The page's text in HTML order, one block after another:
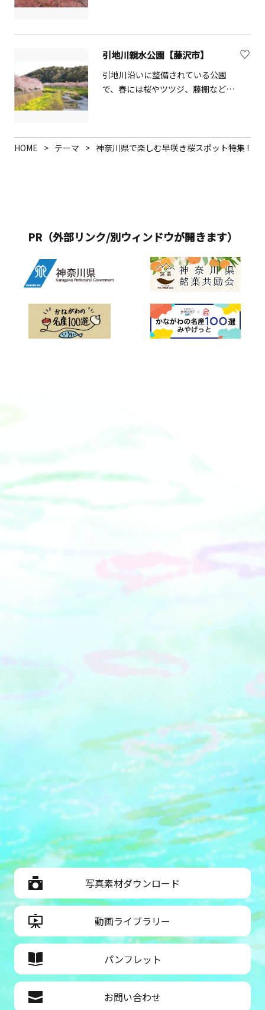
はもちろん、大人も春気分を満喫で
きます。
等の生息場所を保全しています。四
季折々の花の鑑賞ができます。
引地川親水公園【藤沢市】
引地川沿いに整備されている公園
で、春には桜やツツジ、藤棚などた
HOME
テーマ 神奈川県で楽しむ早咲き桜スポット特集 !
PR（外部リンク/別ウィンドウが開きます）
写真素材ダウンロード
動画ライブラリー
パンフレット
お問い合わせ